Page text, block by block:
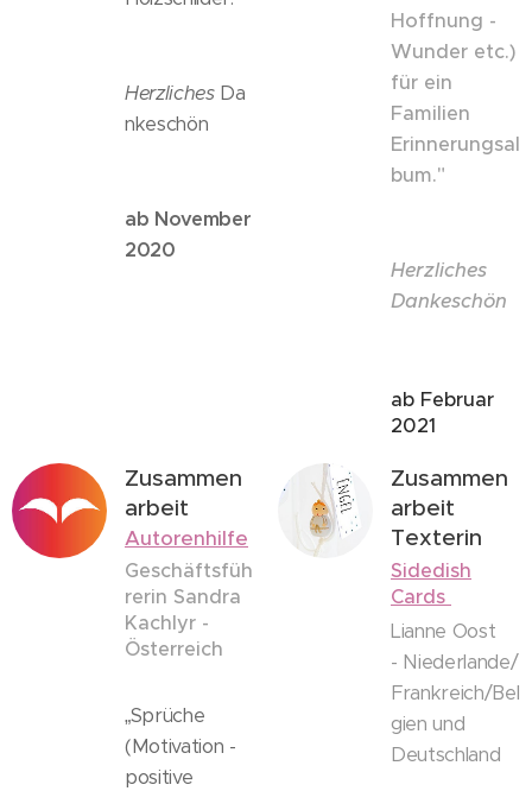
HerzlichesDa
nkeschön
ab November
2020
Hoffnung -
Wunder etc.)
für ein
Familien
Erinnerungsal
bum."
Herzliches
Dankeschön
ab Februar
2021
Zusammen
arbeit
Autorenhilfe
Geschäftsfüh
rerin Sandra
Kachlyr -
Österreich
„Sprüche
(Motivation -
positive
Zusammen
arbeit
Texterin
Sidedish
Cards
Lianne Oost
- Niederlande/
Frankreich/Bel
gien und
Deutschland